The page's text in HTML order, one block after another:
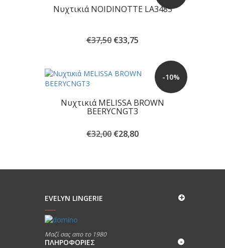
Νυχτικιά NOIDINOTTE LA3485
€37,50 Original
€37,50.
€33,75
είναι:
€33,75.
-10%
Νυχτικιά MELISSA BROWN
BEERYCNGT3
€32,00 Original
€28,80Η
€28,80.
EVELYN LINGERIE
Μαζί σας απο το 1980
ΠΛΗΡΟΦΟΡΊΕΣ